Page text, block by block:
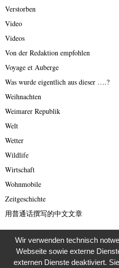
Verstorben
Video
Videos
Von der Redaktion empfohlen
Voyage et Auberge
Was wurde eigentlich aus dieser ….?
Weihnachten
Weimarer Republik
Welt
Wetter
Wildlife
Wirtschaft
Wohnmobile
Zeitgeschichte
用普通话撰写的中文文章
META
Wir verwenden technisch
Webseite sowie externe
externen Dienste deaktiviert.